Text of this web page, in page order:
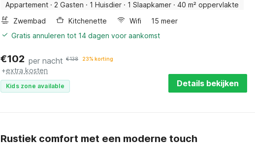
Appartement · 2 Gasten · 1 Huisdier · 1 Slaapkamer · 40 m² oppervlakte
Zwembad
Kitchenette Wifi
15 meer
Gratis annuleren tot 14 dagen voor aankomst
€102 per nacht €138 23% korting
+extra kosten
Kids zone available Details bekijken
Rustiek comfort met een moderne touch